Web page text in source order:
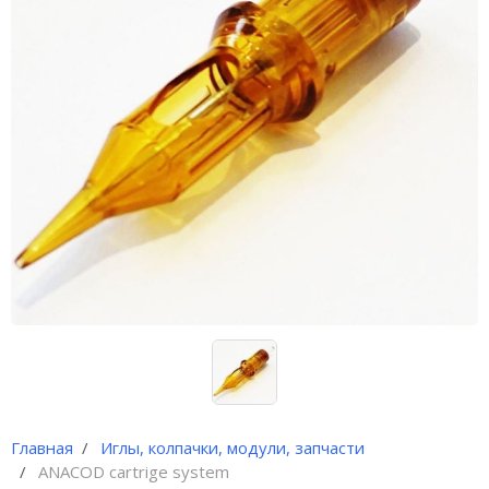
Главная
Иглы, колпачки, модули, запчасти
ANACOD cartrige system
Иглы и колпачки для
оригинальных аппаратов Dragon
Иглы и колпачки GiantSun
My M мезо и BB Glow модули